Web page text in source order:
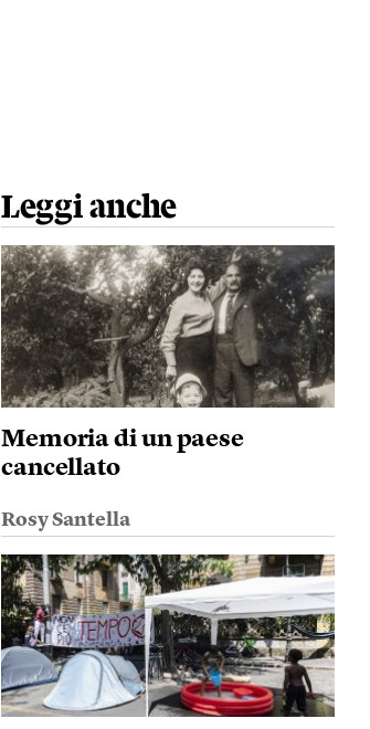
Leggi anche
Memoria di un paese
cancellato
Rosy Santella